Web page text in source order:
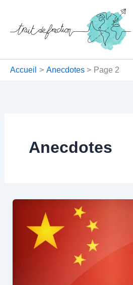
contenu
Accueil Anecdotes Page 2
Anecdotes